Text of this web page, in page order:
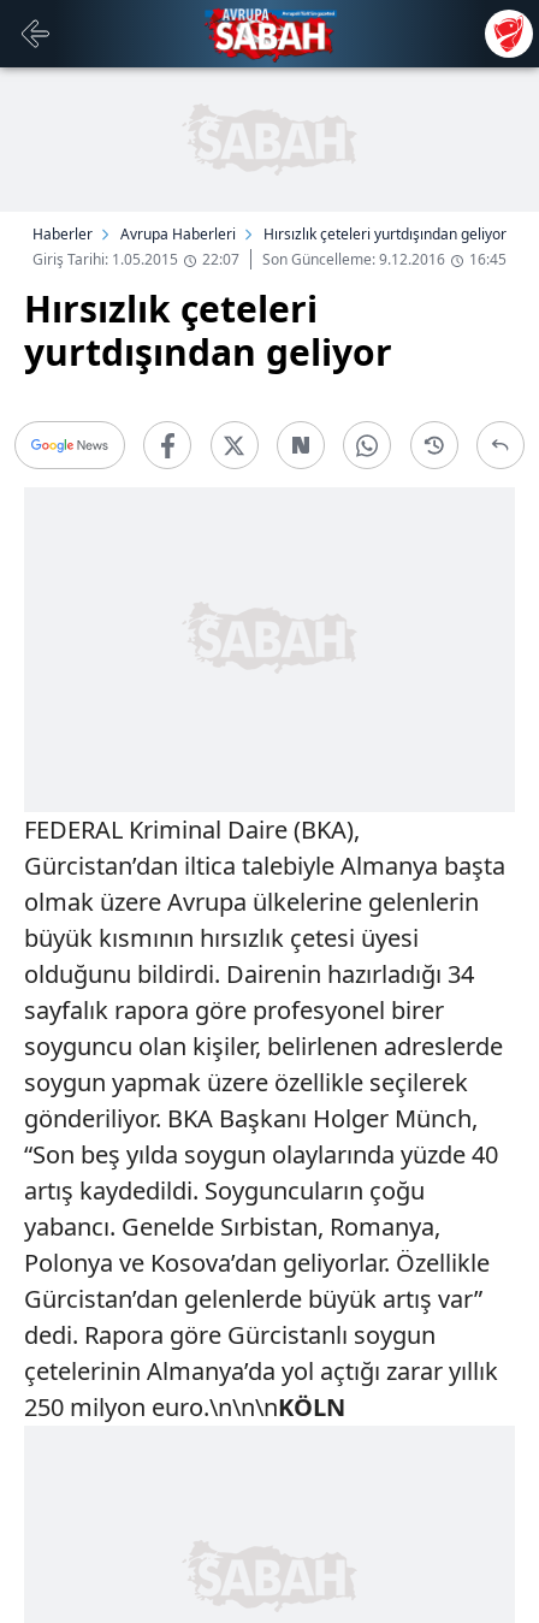
Haberler Avrupa Haberleri
Hırsızlık çeteleri yurtdışından geliyor
Giriş Tarihi: 1.05.2015
22:07 Son Güncelleme: 9.12.2016 16:45
Hırsızlık çeteleri
yurtdışından geliyor
FEDERAL Kriminal Daire (BKA),
Gürcistan’dan iltica talebiyle Almanya başta
olmak üzere Avrupa ülkelerine gelenlerin
büyük kısmının hırsızlık çetesi üyesi
olduğunu bildirdi. Dairenin hazırladığı 34
sayfalık rapora göre profesyonel birer
soyguncu olan kişiler, belirlenen adreslerde
soygun yapmak üzere özellikle seçilerek
gönderiliyor. BKA Başkanı Holger Münch,
“Son beş yılda soygun olaylarında yüzde 40
artış kaydedildi. Soyguncuların çoğu
yabancı. Genelde Sırbistan, Romanya,
Polonya ve Kosova’dan geliyorlar. Özellikle
Gürcistan’dan gelenlerde büyük artış var”
dedi. Rapora göre Gürcistanlı soygun
çetelerinin Almanya’da yol açtığı zarar yıllık
250 milyon euro.\n\n\nKÖLN